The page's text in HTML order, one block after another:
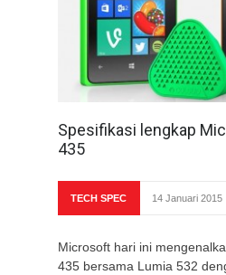
Spesifikasi lengkap
435
TECH SPEC 14 Januari 2015
Microsoft hari ini
435 bersama Lumia 532